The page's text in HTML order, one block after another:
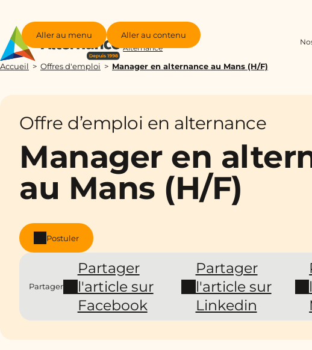
Aller au menu Aller au contenu
Groupe
Alternance
Accueil Offres d'emploi Manager en alternance au Mans (H/F)
Offre d’emploi en alternance
Manager en
au Mans (H/F)
Postuler
Partager
Partager
l'article sur
Facebook
Partager
l'article sur
Linkedin